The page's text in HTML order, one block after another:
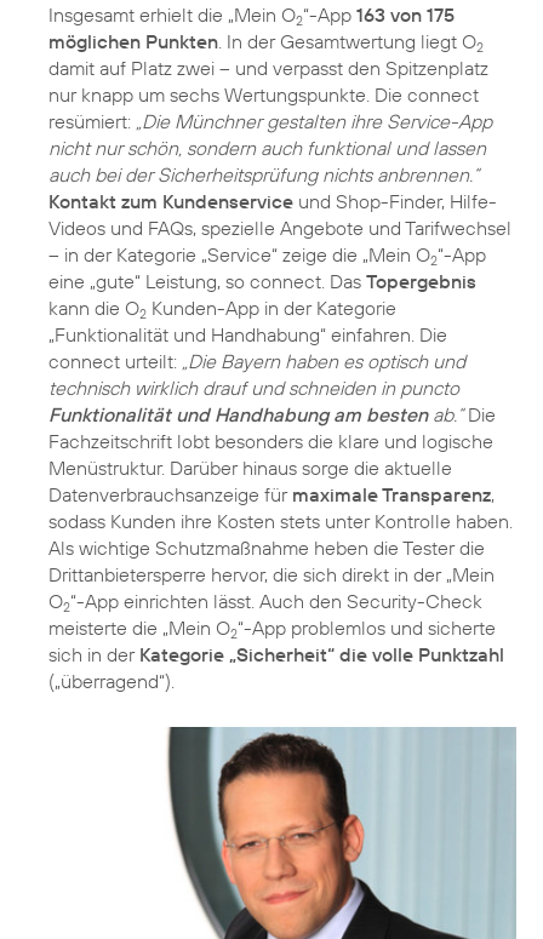
Insgesamt erhielt die „Mein O2“-App 163 von 175
möglichen Punkten . In der Gesamtwertung liegt O2
damit auf Platz zwei – und verpasst den Spitzenplatz
nur knapp um sechs Wertungspunkte. Die connect
resümiert: „Die Münchner gestalten ihre Service-App
nicht nur schön, sondern auch funktional und lassen
auch bei der Sicherheitsprüfung nichts anbrennen.“
Kontakt zum Kundenservice und Shop-Finder, Hilfe-
Videos und FAQs, spezielle Angebote und Tarifwechsel
– in der Kategorie „Service“ zeige die „Mein O2“-App
eine „gute“ Leistung, so connect. Das Topergebnis
kann die O2 Kunden-App in der Kategorie
„Funktionalität und Handhabung“ einfahren. Die
connect urteilt: „Die Bayern haben es optisch und
technisch wirklich drauf und schneiden in puncto
Funktionalität und Handhabung am bestenab.“Die
Fachzeitschrift lobt besonders die klare und logische
Menüstruktur. Darüber hinaus sorge die aktuelle
Datenverbrauchsanzeige für maximale Transparenz,
sodass Kunden ihre Kosten stets unter Kontrolle haben.
Als wichtige Schutzmaßnahme heben die Tester die
Drittanbietersperre hervor, die sich direkt in der „Mein
O2“-App einrichten lässt. Auch den Security-Check
meisterte die „Mein O2“-App problemlos und sicherte
sich in der Kategorie „Sicherheit“ die volle Punktzahl
(„überragend“).